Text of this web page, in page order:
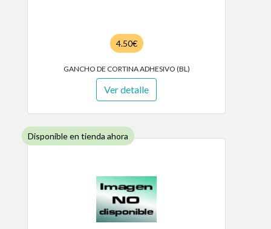
4.50€
GANCHO DE CORTINA ADHESIVO (BL)
Ver detalle
Disponible en tienda ahora